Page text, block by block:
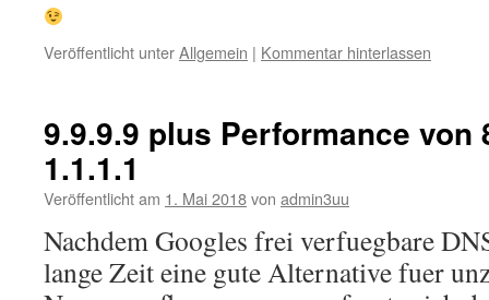
Veröffentlicht unterAllgemein | Kommentar hinterlassen
9.9.9.9 plus Performance von
1.1.1.1
Veröffentlicht am 1. Mai 2018von admin3uu
Nachdem Googles frei verfuegbare
lange Zeit eine gute Alternative fuer